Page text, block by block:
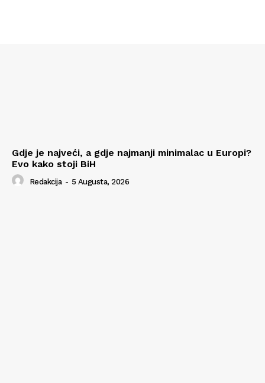
Gdje je najveći, a gdje najmanji minimalac u Europi?
Evo kako stoji BiH
Redakcija - 5 Augusta, 2026